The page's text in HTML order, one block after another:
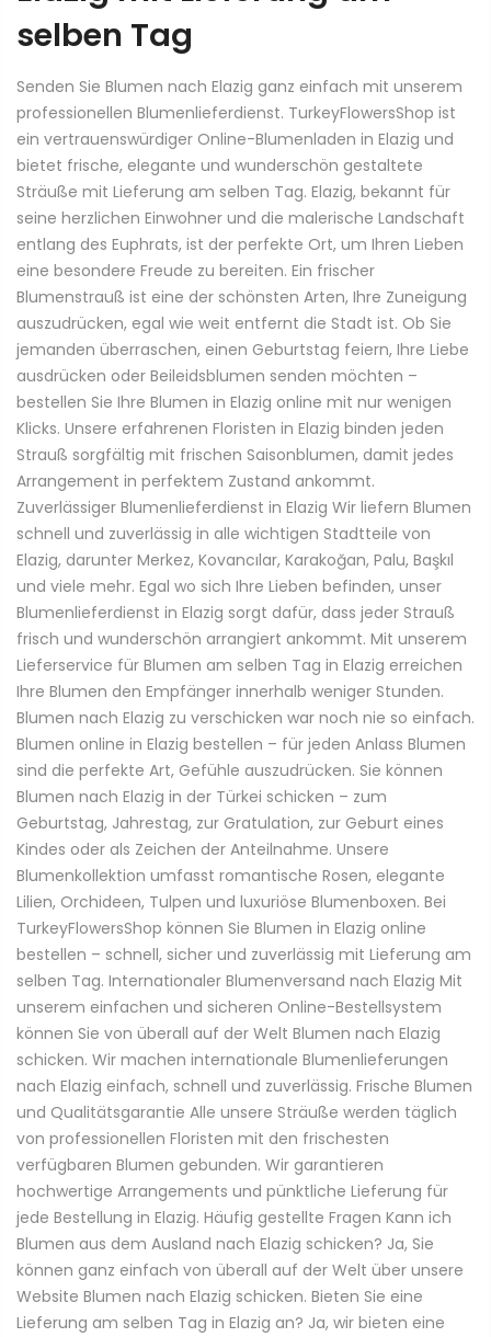
selben Tag
Senden Sie Blumen nach Elazig ganz einfach mit unserem
professionellen Blumenlieferdienst. TurkeyFlowersShop ist
ein vertrauenswürdiger Online-Blumenladen in Elazig und
bietet frische, elegante und wunderschön gestaltete
Sträuße mit Lieferung am selben Tag. Elazig, bekannt für
seine herzlichen Einwohner und die malerische Landschaft
entlang des Euphrats, ist der perfekte Ort, um Ihren Lieben
eine besondere Freude zu bereiten. Ein frischer
Blumenstrauß ist eine der schönsten Arten, Ihre Zuneigung
auszudrücken, egal wie weit entfernt die Stadt ist. Ob Sie
jemanden überraschen, einen Geburtstag feiern, Ihre Liebe
ausdrücken oder Beileidsblumen senden möchten –
bestellen Sie Ihre Blumen in Elazig online mit nur wenigen
Klicks. Unsere erfahrenen Floristen in Elazig binden jeden
Strauß sorgfältig mit frischen Saisonblumen, damit jedes
Arrangement in perfektem Zustand ankommt.
Zuverlässiger Blumenlieferdienst in Elazig Wir liefern Blumen
schnell und zuverlässig in alle wichtigen Stadtteile von
Elazig, darunter Merkez, Kovancılar, Karakoğan, Palu, Başkıl
und viele mehr. Egal wo sich Ihre Lieben befinden, unser
Blumenlieferdienst in Elazig sorgt dafür, dass jeder Strauß
frisch und wunderschön arrangiert ankommt. Mit unserem
Lieferservice für Blumen am selben Tag in Elazig erreichen
Ihre Blumen den Empfänger innerhalb weniger Stunden.
Blumen nach Elazig zu verschicken war noch nie so einfach.
Blumen online in Elazig bestellen – für jeden Anlass Blumen
sind die perfekte Art, Gefühle auszudrücken. Sie können
Blumen nach Elazig in der Türkei schicken – zum
Geburtstag, Jahrestag, zur Gratulation, zur Geburt eines
Kindes oder als Zeichen der Anteilnahme. Unsere
Blumenkollektion umfasst romantische Rosen, elegante
Lilien, Orchideen, Tulpen und luxuriöse Blumenboxen. Bei
TurkeyFlowersShop können Sie Blumen in Elazig online
bestellen – schnell, sicher und zuverlässig mit Lieferung am
selben Tag. Internationaler Blumenversand nach Elazig Mit
unserem einfachen und sicheren Online-Bestellsystem
können Sie von überall auf der Welt Blumen nach Elazig
schicken. Wir machen internationale Blumenlieferungen
nach Elazig einfach, schnell und zuverlässig. Frische Blumen
und Qualitätsgarantie Alle unsere Sträuße werden täglich
von professionellen Floristen mit den frischesten
verfügbaren Blumen gebunden. Wir garantieren
hochwertige Arrangements und pünktliche Lieferung für
jede Bestellung in Elazig. Häufig gestellte Fragen Kann ich
Blumen aus dem Ausland nach Elazig schicken? Ja, Sie
können ganz einfach von überall auf der Welt über unsere
Website Blumen nach Elazig schicken. Bieten Sie eine
Lieferung am selben Tag in Elazig an? Ja, wir bieten eine